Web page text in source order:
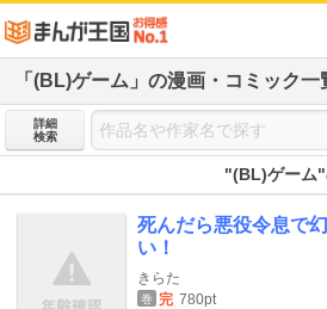
「(BL)ゲーム」の漫画・コミック一
詳細
検索
"(BL)ゲーム"
死んだら悪役令息で
い！
きらた
巻 完 780pt